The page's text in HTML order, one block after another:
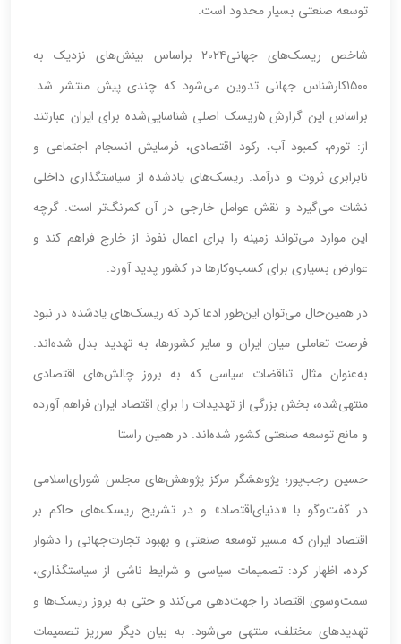
توسعه صنعتی بسیار محدود است.
شاخص ریسک‌های جهانی۲۰۲۴ براساس بینش‌‌‌‌‌های نزدیک به
۱۵۰۰کارشناس جهانی تدوین می‌شود که چندی پیش منتشر شد.
براساس این گزارش ۵ریسک اصلی شناسایی‌شده برای ایران عبارتند
از: تورم، کمبود آب، رکود اقتصادی، فرسایش انسجام اجتماعی و
نابرابری ثروت و درآمد. ریسک‌های یادشده از سیاستگذاری داخلی
نشات می‌گیرد و نقش عوامل خارجی در آن کمرنگ‌‌‌‌‌تر است. گرچه
این موارد می‌تواند زمینه را برای اعمال نفوذ از خارج فراهم کند و
عوارض بسیاری برای کسب‌وکارها در کشور پدید آورد.
در همین‌‌‌‌‌حال می‌توان این‌‌‌‌‌طور ادعا کرد که ریسک‌های یادشده در نبود
فرصت تعاملی میان ایران و سایر کشورها، به تهدید بدل شده‌اند.
به‌عنوان مثال تناقضات سیاسی که به بروز چالش‌های اقتصادی
منتهی‌شده، بخش بزرگی از تهدیدات را برای اقتصاد ایران فراهم آورده
و مانع توسعه صنعتی کشور شده‌اند. در همین راستا
حسین رجب‌‌‌‌‌‌‌‌‌‌‌‌‌‌‌‌‌‌‌‌پور؛ پژوهشگر مرکز پژوهش‌های مجلس شورای‌‌‌‌‌اسلامی
در گفت‌وگو با «دنیای‌‌‌‌‌اقتصاد» و در تشریح ریسک‌های حاکم بر
اقتصاد ایران که مسیر توسعه صنعتی و بهبود تجارت‌جهانی را دشوار
کرده، اظهار کرد: تصمیمات سیاسی و شرایط ناشی از سیاستگذاری،
سمت‌‌‌‌‌وسوی اقتصاد را جهت‌‌‌‌‌دهی می‌کند و حتی به بروز ریسک‌ها و
تهدیدهای مختلف، منتهی می‌شود. به بیان دیگر سرریز تصمیمات